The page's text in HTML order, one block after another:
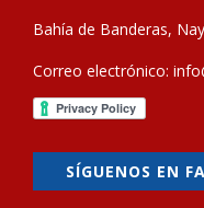
Bahía de Banderas,
Correo electrónico:
SÍGUENOS EN